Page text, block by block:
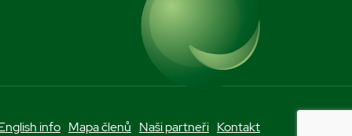
info Mapa členů Naši partneři Kontakt